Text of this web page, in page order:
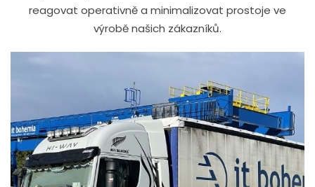
reagovat operativně a minimalizovat prostoje ve
výrobě našich zákazníků.